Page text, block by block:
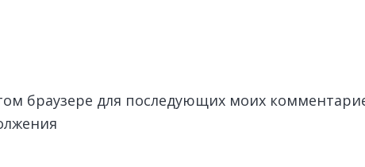
браузере для последующих моих